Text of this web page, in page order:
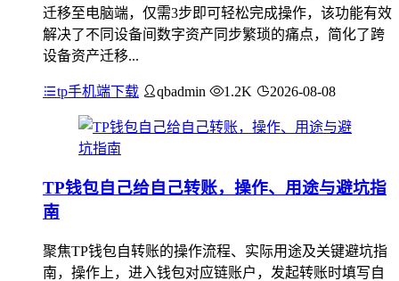
迁移至电脑端，仅需3步即可轻松完成操作，该功能有效
解决了不同设备间数字资产同步繁琐的痛点，简化了跨
设备资产迁移...
tp手机端下载 qbadmin 1.2K 2026-08-08
TP钱包自己给自己转账，操作、用途与避坑指
南
聚焦TP钱包自转账的操作流程、实际用途及关键避坑指
南，操作上，进入钱包对应链账户，发起转账时填写自